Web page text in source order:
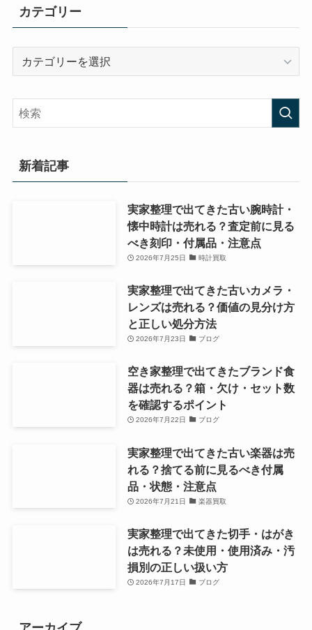
カテゴリー
リ
ー
新着記事
実家整理で出てきた古い腕時計・
懐中時計は売れる？査定前に見る
べき刻印・付属品・注意点
2026年7月25日 時計買取
実家整理で出てきた古いカメラ・
レンズは売れる？価値の見分け方
と正しい処分方法
2026年7月23日 ブログ
空き家整理で出てきたブランド食
器は売れる？箱・欠け・セット数
を確認するポイント
2026年7月22日 ブログ
実家整理で出てきた古い楽器は売
れる？捨てる前に見るべき付属
品・状態・注意点
2026年7月21日 楽器買取
実家整理で出てきた切手・はがき
は売れる？未使用・使用済み・汚
損別の正しい扱い方
2026年7月17日 ブログ